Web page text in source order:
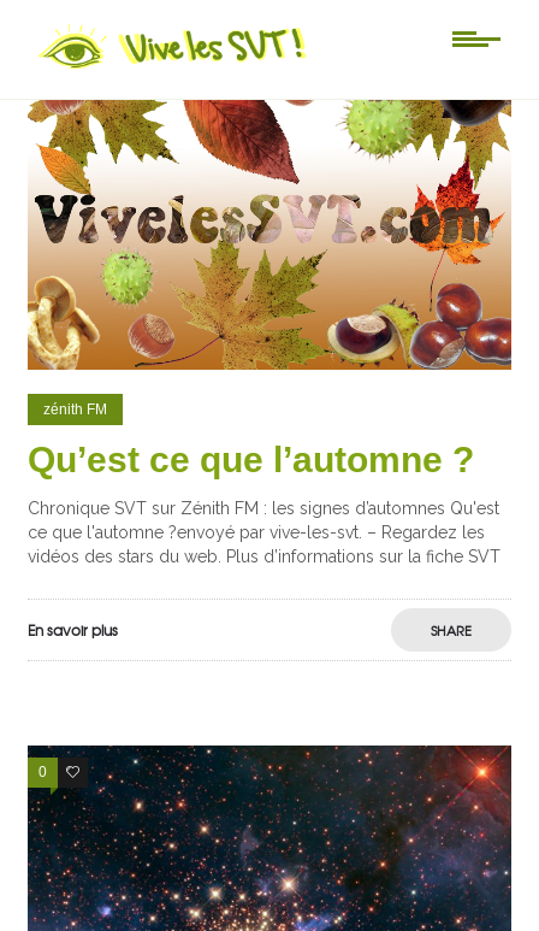
zénith FM
Qu’est ce que l’automne ?
Chronique SVT sur Zénith FM : les signes d’automnes Qu'est
ce que l'automne ?envoyé par vive-les-svt. – Regardez les
vidéos des stars du web. Plus d’informations sur la fiche SVT
En savoir plus SHARE
0 0